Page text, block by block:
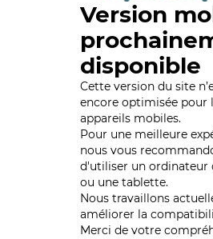
Version
disponible
Cette version du site
encore optimisée pour
appareils mobiles.
Pour une meilleure
nous vous
d'utiliser un ordinateur
ou une tablette.
Nous travaillons
améliorer la
Merci de votre